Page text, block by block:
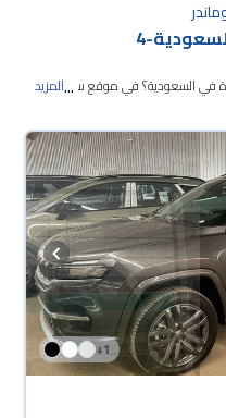
-
4
في السعودية؟ في موقع سيارة
كوماندر المستعملة مضمونة ومفحوصة بأكثر من 200 نقطة وتقدر تجربها لمدة
10 أيام، وإن ما ناسبتك لأي سبب تقدر تسترجع كامل المبلغ خلال 10 أيام بكل
تقدر تشتريها كاش أو تقسيط،
...المزيد
1
+